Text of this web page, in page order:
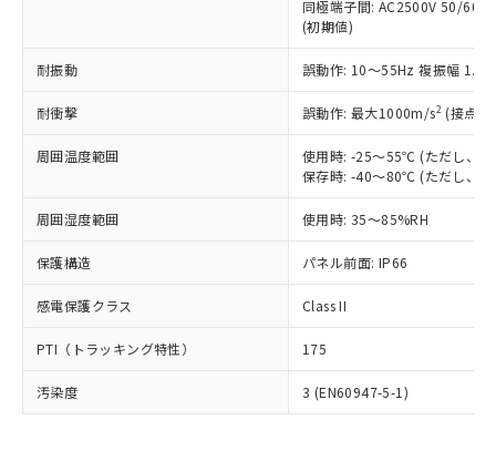
同極端子間: AC2500V 50/
(初期値)
耐振動 誤動作: 10～55Hz 複振幅
耐衝撃 誤動作: 最大1000m/s2 (接点
周囲温度範囲
使用時: -25～55℃ (ただし、氷
保存時: -40～80℃ (ただし、氷
周囲湿度範囲 使用時: 35～85%RH
保護構造 パネル前面: IP66
感電保護クラス Class II
PTI（トラッキング特性） 175
汚染度 3 (EN60947-5-1)
正式な納期状況および標準価格はお客
様のお取引先、またはお客様担当のオ
ムロン制御機器販売店・当社販売員に
オムロン制御機器販売店や当社販売拠
販売ネットワーク
」をご確認
在庫状況および標準価格結果を当社の
事前の承諾なく第三者に漏洩または開
マイパーツ機能（部品リスト作成サー
ビス）をご利用いただくには、I-Web
メンバーズにご登録されている必要が
あります。
お客様が当ウェブサイト上で当社にご
登録された部品リストについて、当社
および当社の共同利用者が、当社の製
(PBDE) 1000ppm以下、フタル酸ビス(2-エチルヘキシ
ル) (DEHP)(別名：DOP) 1000ppm以下、フタル酸ブチ
ルベンジル（BBP） 1000ppm以下、フタル酸ジブチル
（DBP） 1000ppm以下、フタル酸ジイソブチル
但し、RoHS指令で産業用監視および制御機器に対する
フタル酸エステル類の４物質については閾値を超える意
図的な使用がないことを確認しています。
※2 対応予定月
部品在庫の切り替え状況などにより、予定
月が前後することがあります。
※3 非含有証明書ダウンロード
Cr(Ⅵ)(六価クロム) : 1000ppm、 PBBs(ポリ臭化ビフェ
ニル類) : 1000ppm、 PBDEs(ポリ臭化ジフェニルエーテ
イソブチル) : 1000ppm、 BBP(フタル酸ブチルベンジ
DEHP(フタル酸ビス(2-エチルヘキシル)) : 1000ppm
※2 環境保護使用期限
「ｅ」：有害物質（10物質）のすべてが基
準値以下であることを示します。
「10」：通常の使用状況下において有害物
質が外部に漏えいし、環境に深刻な影響を
及ぼさない年数を意味します。
「－」：未確認です。当社販売部門へお問
い合わせください。
当社は規制貨物を破棄する場合は、完
いよう必要な手段を講じます。
当社は貴社製品を、核兵器、ミサイ
ル、化学兵器、生物兵器またはその他
武器並びにこれらの製造装置等に一切
当社は、貴社製品を第三者に販売する
場合は、上記1、2および3の内容を当
該第三者に通知します。また当社は、
販売先および販売に係わる関係者が違
法に輸出するおそれがある場合は、取
り引きをいたしません。
一定数以上の在庫あり
一定数には満たないが在庫あり
在庫なし(最新の在庫状況につ
いては、お客様のお取引先、ま
たはお客様担当のオムロン制御
機器販売店・当社販売員にご確
白
受注生産機種、また在庫状況の
情報を公開していない機種